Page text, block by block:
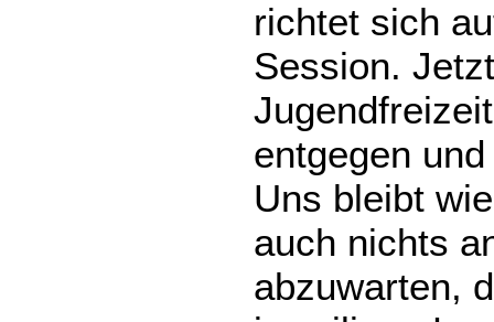
richtet sich
Session.
entgegen
Uns bleibt
auch nichts
abzuwarten,